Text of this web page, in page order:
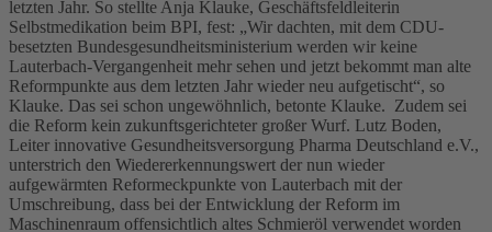
letzten Jahr. So stellte Anja Klauke, Geschäftsfeldleiterin
Selbstmedikation beim BPI, fest: „Wir dachten, mit dem CDU-
besetzten Bundesgesundheitsministerium werden wir keine
Lauterbach-Vergangenheit mehr sehen und jetzt bekommt man alte
Reformpunkte aus dem letzten Jahr wieder neu aufgetischt“, so
Klauke. Das sei schon ungewöhnlich, betonte Klauke. Zudem sei
die Reform kein zukunftsgerichteter großer Wurf. Lutz Boden,
Leiter innovative Gesundheitsversorgung Pharma Deutschland e.V.,
unterstrich den Wiedererkennungswert der nun wieder
aufgewärmten Reformeckpunkte von Lauterbach mit der
Umschreibung, dass bei der Entwicklung der Reform im
Maschinenraum offensichtlich altes Schmieröl verwendet worden